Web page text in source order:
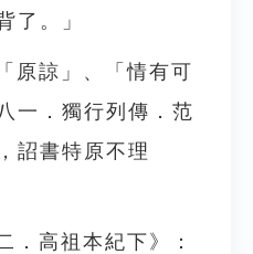
了。」
原諒」、「情有可
一．獨行列傳．范
詔書特原不理
．高祖本紀下》：